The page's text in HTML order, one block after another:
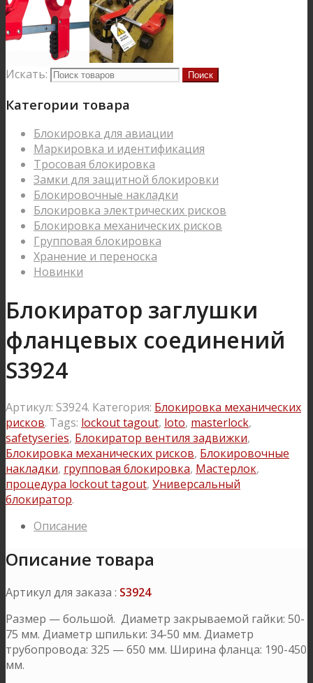
Искать:
Категории товара
Блокировка для авиации
Маркировка и идентификация
Тросовая блокировка
Замки для защитной блокировки
Блокировочные накладки
Блокировка электрических рисков
Блокировка механических рисков
Групповая блокировка
Хранение и переноска
Новинки
Блокиратор заглушки
фланцевых соединений
S3924
Артикул: S3924. Категория: Блокировка механических
рисков. Tags: lockout tagout, loto, masterlock,
safetyseries, Блокиратор вентиля задвижки,
Блокировка механических рисков, Блокировочные
накладки, групповая блокировка, Мастерлок,
процедура lockout tagout, Универсальный
блокиратор.
Описание
Описание товара
Артикул для заказа : S3924
Размер — большой. Диаметр закрываемой гайки: 50-
75 мм. Диаметр шпильки: 34-50 мм. Диаметр
трубопровода: 325 — 650 мм. Ширина фланца: 190-450
мм.